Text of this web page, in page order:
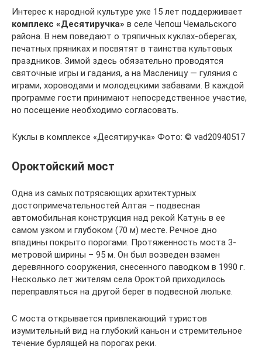
Интерес к народной культуре уже 15 лет поддерживает
комплекс «Десятиручка» в селе Чепош Чемальского
района. В нем поведают о тряпичных куклах-оберегах,
печатных пряниках и посвятят в таинства культовых
праздников. Зимой здесь обязательно проводятся
святочные игры и гадания, а на Масленицу — гуляния с
играми, хороводами и молодецкими забавами. В каждой
программе гости принимают непосредственное участие,
но посещение необходимо согласовать.
Куклы в комплексе «Десятиручка» Фото: © vad20940517
Ороктойский мост
Одна из самых потрясающих архитектурных
достопримечательностей Алтая – подвесная
автомобильная конструкция над рекой Катунь в ее
самом узком и глубоком (70 м) месте. Речное дно
впадины покрыто порогами. Протяженность моста 3-
метровой ширины – 95 м. Он был возведен взамен
деревянного сооружения, снесенного паводком в 1990 г.
Несколько лет жителям села Ороктой приходилось
переправляться на другой берег в подвесной люльке.
С моста открывается привлекающий туристов
изумительный вид на глубокий каньон и стремительное
течение бурлящей на порогах реки.